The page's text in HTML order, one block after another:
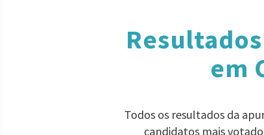
em
Todos os resultados da
candidatos mais